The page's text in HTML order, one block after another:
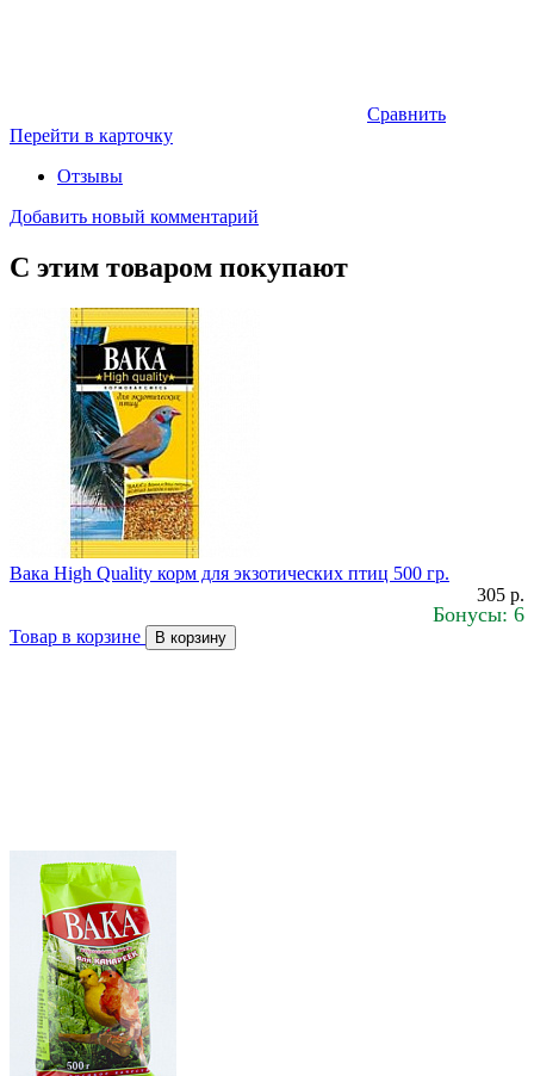
Сравнить
Перейти в карточку
Отзывы
Добавить новый комментарий
С этим товаром покупают
Вака High Quality корм для экзотических птиц 500 гр.
305 р.
Бонусы: 6
Товар в корзине В корзину